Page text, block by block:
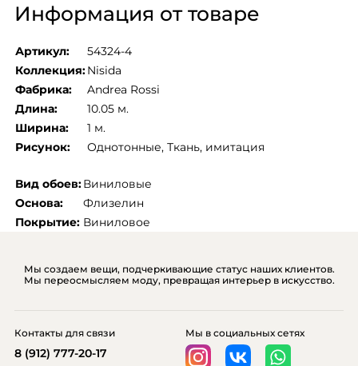
Информация от товаре
Артикул:
54324-4
Коллекция:Nisida
Фабрика:
Andrea Rossi
Длина:
10.05 м.
Ширина:
1 м.
Рисунок:
Однотонные, Ткань, имитация
Вид обоев:Виниловые
Основа:
Флизелин
Покрытие: Виниловое
Мы создаем вещи, подчеркивающие статус наших клиентов.
Мы переосмысляем моду, превращая интерьер в искусство.
Мы в социальных сетях
Контакты для связи
8 (912) 777-20-17